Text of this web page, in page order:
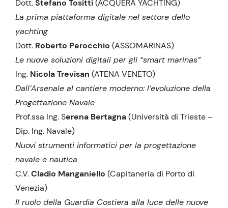
Dott.Stefano Tositti(ACQUERA YACHTING)
La prima piattaforma digitale nel settore dello
yachting
Dott. Roberto Perocchio (ASSOMARINAS)
Le nuove soluzioni digitali per gli “smart marinas”
Ing. Nicola Trevisan (ATENA VENETO)
Dall’Arsenale al cantiere moderno: l’evoluzione della
Progettazione Navale
Prof.ssa Ing. Serena Bertagna(Università di Trieste –
Dip. Ing. Navale)
Nuovi strumenti informatici per la progettazione
navale e nautica
C.V.Cladio Manganiello (Capitaneria di Porto di
Venezia)
Il ruolo della Guardia Costiera alla luce delle nuove